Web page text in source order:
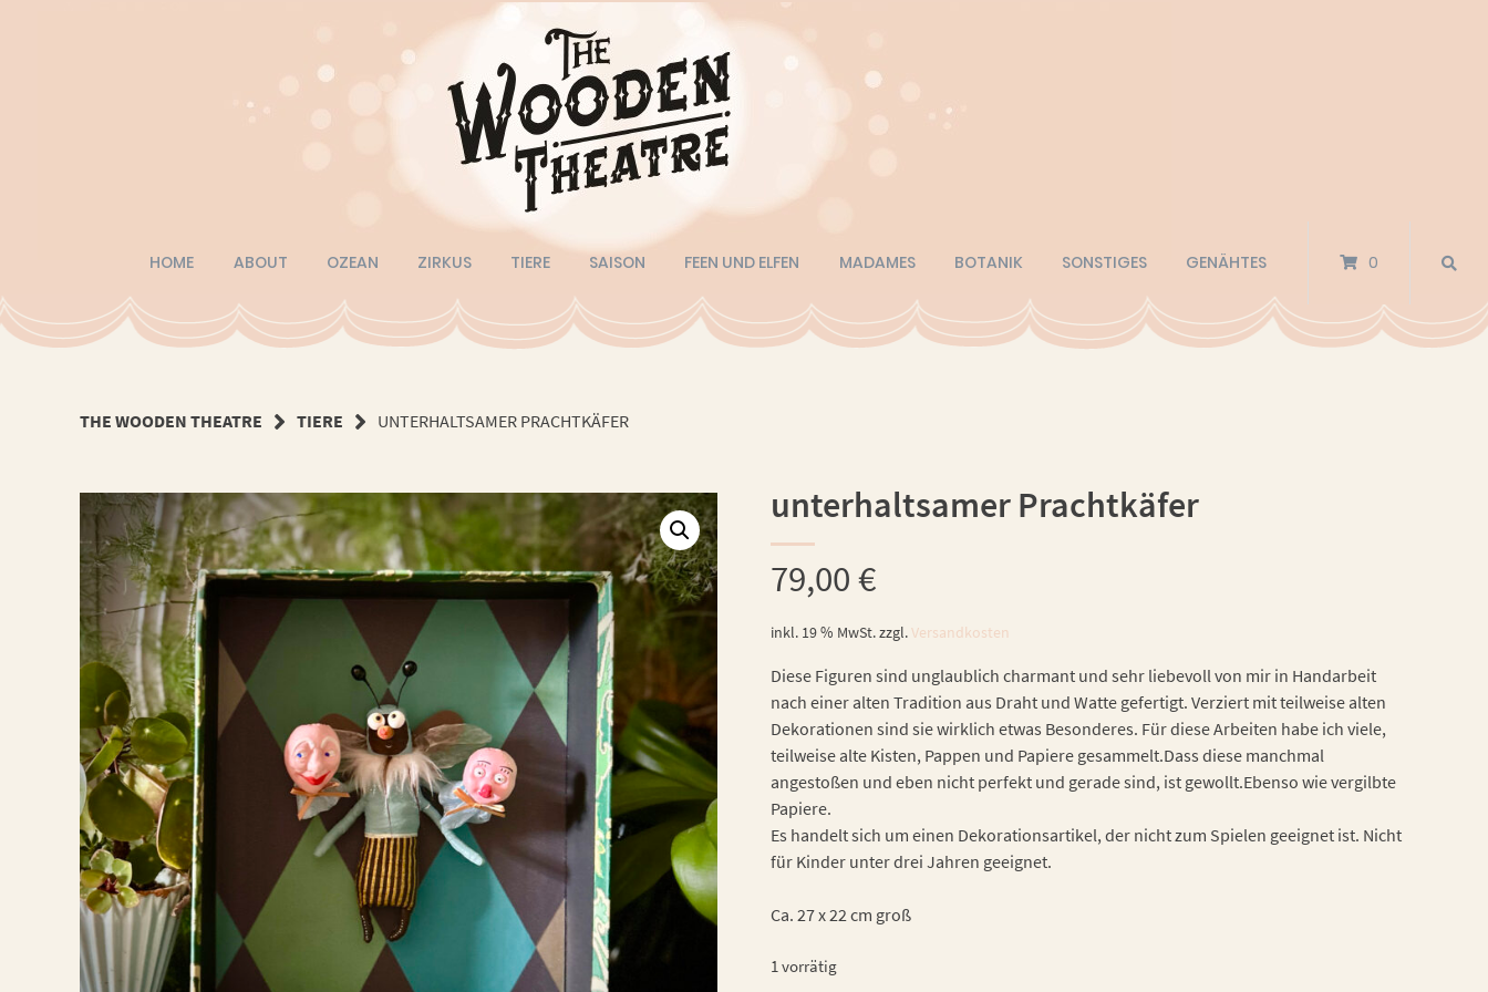
HOME ABOUT OZEAN ZIRKUS TIERE SAISON FEEN UND ELFEN MADAMES BOTANIK SONSTIGES GENÄHTES 0
THE WOODEN THEATRE TIERE UNTERHALTSAMER PRACHTKÄFER
unterhaltsamer Prachtkäfer
79,00€
inkl. 19 % MwSt.zzgl.Versandkosten
Diese Figuren sind unglaublich charmant und sehr liebevoll von mir in Handarbeit
nach einer alten Tradition aus Draht und Watte gefertigt. Verziert mit teilweise alten
Dekorationen sind sie wirklich etwas Besonderes. Für diese Arbeiten habe ich viele,
teilweise alte Kisten, Pappen und Papiere gesammelt.Dass diese manchmal
angestoßen und eben nicht perfekt und gerade sind, ist gewollt.Ebenso wie vergilbte
Papiere.
Es handelt sich um einen Dekorationsartikel, der nicht zum Spielen geeignet ist. Nicht
für Kinder unter drei Jahren geeignet.
Ca. 27 x 22 cm groß
1 vorrätig